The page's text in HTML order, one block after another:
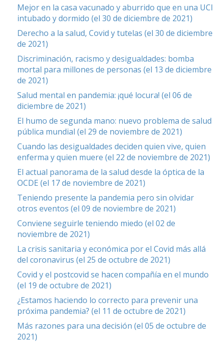
Mejor en la casa vacunado y aburrido que en una UCI
intubado y dormido (el 30 de diciembre de 2021)
Derecho a la salud, Covid y tutelas (el 30 de diciembre
de 2021)
Discriminación, racismo y desigualdades: bomba
mortal para millones de personas (el 13 de diciembre
de 2021)
Salud mental en pandemia: ¡qué locura! (el 06 de
diciembre de 2021)
El humo de segunda mano: nuevo problema de salud
pública mundial (el 29 de noviembre de 2021)
Cuando las desigualdades deciden quien vive, quien
enferma y quien muere (el 22 de noviembre de 2021)
El actual panorama de la salud desde la óptica de la
OCDE (el 17 de noviembre de 2021)
Teniendo presente la pandemia pero sin olvidar
otros eventos (el 09 de noviembre de 2021)
Conviene seguirle teniendo miedo (el 02 de
noviembre de 2021)
La crisis sanitaria y económica por el Covid más allá
del coronavirus (el 25 de octubre de 2021)
Covid y el postcovid se hacen compañía en el mundo
(el 19 de octubre de 2021)
¿Estamos haciendo lo correcto para prevenir una
próxima pandemia? (el 11 de octubre de 2021)
Más razones para una decisión (el 05 de octubre de
2021)